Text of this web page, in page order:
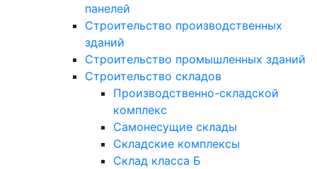
панелей
Строительство производственных
зданий
Строительство промышленных зданий
Строительство складов
Производственно-складской
комплекс
Самонесущие склады
Складские комплексы
Склад класса Б